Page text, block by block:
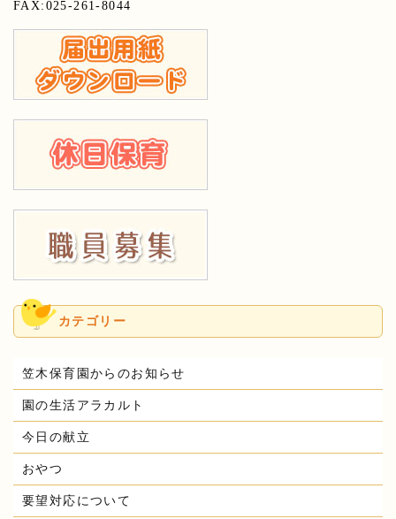
FAX:025-261-8044
カテゴリー
笠木保育園からのお知らせ
園の生活アラカルト
今日の献立
おやつ
要望対応について